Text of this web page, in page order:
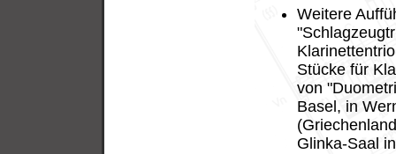
Weitere
Stücke für
von
Basel, in
Glinka-Saal